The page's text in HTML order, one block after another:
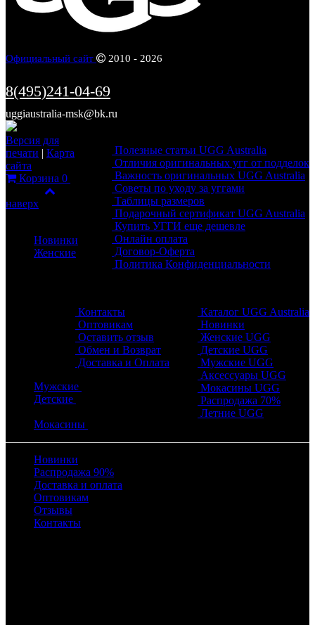
Официальный сайт 2010 - 2026
8(495)241-04-69
uggiaustralia-msk@bk.ru
Полезные статьи UGG Australia
Отличия оригинальных угг от подделок
Важность оригинальных UGG Australia
Советы по уходу за уггами
Таблицы размеров
Подарочный сертификат UGG Australia
Купить УГГИ еще дешевле
Онлайн оплата
Договор-Оферта
Политика Конфиденциальности
Каталог UGG Australia
Новинки
Женские UGG
Детские UGG
Мужские UGG
Аксессуары UGG
Мокасины UGG
Распродажа 70%
Летние UGG
Контакты
Оптовикам
Оставить отзыв
Обмен и Возврат
Доставка и Оплата
Версия для
печати | Карта
сайта
Корзина 0
наверх
Новинки
Женские
Мужские
Детские
Мокасины
Новинки
Распродажа 90%
Доставка и оплата
Оптовикам
Отзывы
Контакты